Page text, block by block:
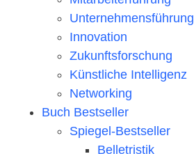
Unternehmensführung
Innovation
Zukunftsforschung
Künstliche Intelligenz
Networking
Buch Bestseller
Spiegel-Bestseller
Belletristik